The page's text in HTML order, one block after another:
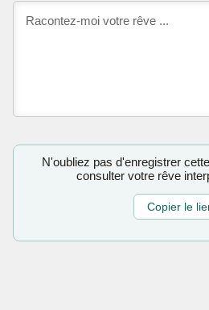
N'oubliez pas d'enregistrer
consulter votre rêve
Copier le